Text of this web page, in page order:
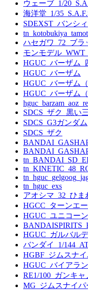
ウェーブ_1/
海洋堂_1/
SDEXST_バンシィ
ハセガワ_72_ブ
モンモデル
HGUC_バーザム_
HGUC_バーザム
HGUC_バーザム（
HGUC_バーザム（
SDCS_ザク_黒い
SDCS_G3ガンダム
SDCS_ザク
tn_hguc_exs
アオシマ_32_ひま
HGCC_ターンエ
HGUC_ユニコー
HGUC_ガルバル
バンダイ_1/
HGBF_ジムスナ
HGUC_バイアラ
RE1/100_ガンキ
MG_ジムスナイパ